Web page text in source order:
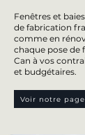
Fenêtres et
de fabrication
comme en
chaque pose de
Can à vos
et budgétaires.
Voir notre